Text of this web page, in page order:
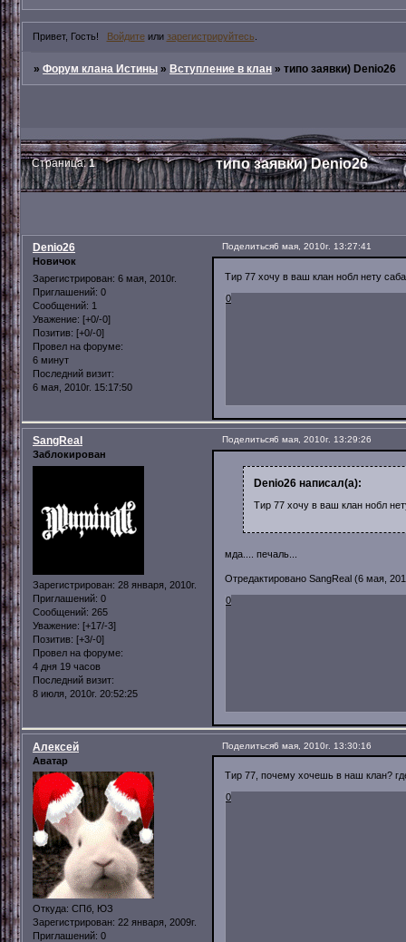
Привет, Гость! Войдитеили зарегистрируйтесь
»Форум клана Истины »Вступление в клан »типо заявки) Denio26
типо заявки) Denio26
Страница:1
Поделиться6 мая, 2010г. 13:27:41
Denio26
Новичок
Зарегистрирован: 6 мая, 2010г.
Приглашений: 0
Сообщений: 1
Уважение: [+0/-0]
Позитив: [+0/-0]
Провел на форуме:
6 минут
Последний визит:
6 мая, 2010г. 15:17:50
Тир 77 хочу в ваш клан нобл нету
0
Поделиться6 мая, 2010г. 13:29:26
SangReal
Заблокирован
Зарегистрирован: 28 января, 2010г.
Приглашений: 0
Сообщений: 265
Уважение: [+17/-3]
Позитив: [+3/-0]
Провел на форуме:
4 дня 19 часов
Последний визит:
8 июля, 2010г. 20:52:25
Denio26 написал(а):
Тир 77 хочу в ваш клан нобл
мда.... печаль...
Отредактировано SangReal (6 мая,
0
Поделиться6 мая, 2010г. 13:30:16
Алексей
Аватар
Откуда: СПб, ЮЗ
Зарегистрирован: 22 января, 2009г.
Приглашений: 0
Тир 77, почему хочешь в наш клан?
0